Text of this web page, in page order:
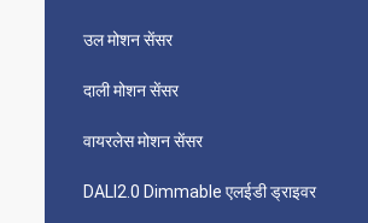
उल मोशन सेंसर
दाली मोशन सेंसर
वायरलेस मोशन सेंसर
DALI2.0 Dimmable एलईडी ड्राइवर